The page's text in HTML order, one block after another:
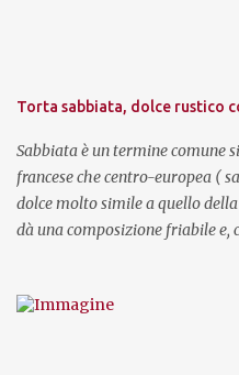
Torta sabbiata, dolce rustico
Sabbiata è un termine comune
francese che centro-europea (
dolce molto simile a quello
dà una composizione friabile e,
è un dolce piuttosto rustico ,